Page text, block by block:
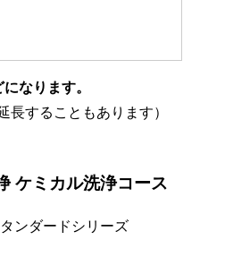
なります。
長することもあります）
ケミカル洗浄コース
ンダードシリーズ